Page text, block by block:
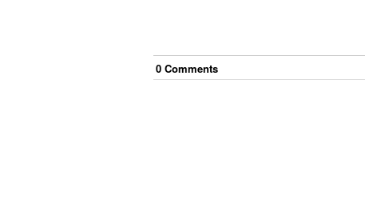
0 Comments